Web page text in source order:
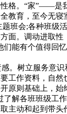
格。“家”——是
教育，至今无寝
班会;各种班级
面。调动进取性
们能有个值得回
。树立服务意识
工作资料，自然
原则基础上，始
了解各班班级工
主动和起到带头